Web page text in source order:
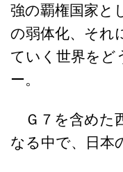
強の覇権国家と
の弱体化、それ
ていく世界をど
ー。
Ｇ７を含めた
なる中で、日本